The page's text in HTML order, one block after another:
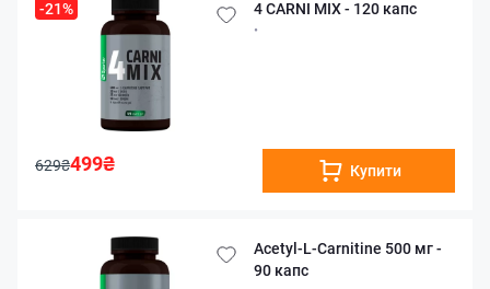
-21% 4 CARNI MIX - 120 капс
•
629₴499₴ Купити
Acetyl-L-Carnitine 500 мг -
90 капс